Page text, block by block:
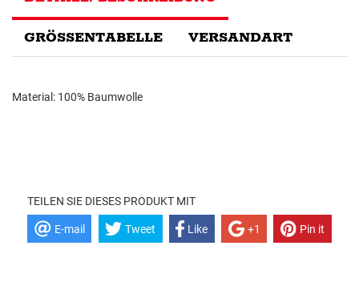
GRÖSSENTABELLE VERSANDART
Material: 100% Baumwolle
TEILEN SIE DIESES PRODUKT MIT
E-mail Tweet Like +1 Pin it